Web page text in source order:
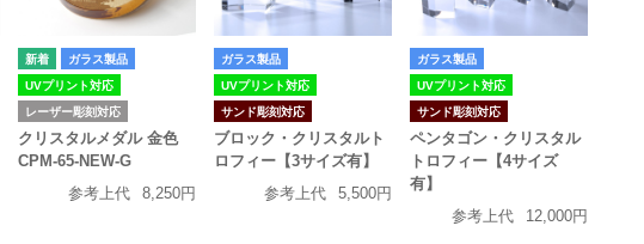
ガラス製品
UVプリント対応
レーザー彫刻対応
クリスタルメダル 金色
CPM-65-NEW-G
参考上代
8,250円
ガラス製品
UVプリント対応
サンド彫刻対応
ブロック・クリスタルト
ロフィー【3サイズ有】
参考上代
5,500円
ガラス製品
UVプリント対応
サンド彫刻対応
ペンタゴン・クリスタル
トロフィー【4サイズ
有】
参考上代
12,000円